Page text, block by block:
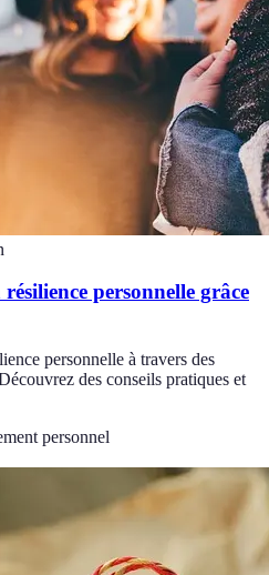
personnelle grâce
personnelle à travers des
des conseils pratiques et
personnel